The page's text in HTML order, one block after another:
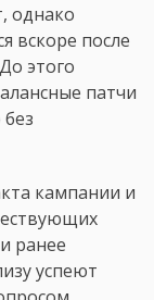
однако
вскоре после
этого
патчи
кампании и
ранее
успеют